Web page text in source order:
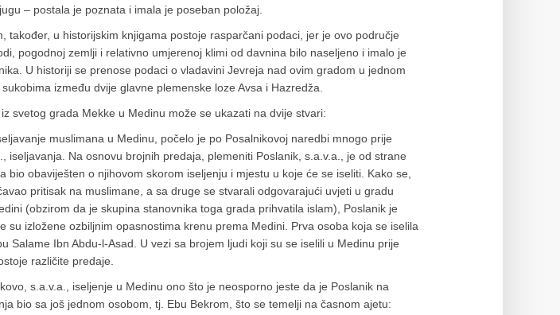
– postala je poznata i imala je poseban položaj.
također, u historijskim knjigama postoje rasparčani podaci, jer je ovo područje
pogodnoj zemlji i relativno umjerenoj klimi od davnina bilo naseljeno i imalo je
U historiji se prenose podaci o vladavini Jevreja nad ovim gradom u jednom
između dvije glavne plemenske loze Avsa i Hazredža.
svetog grada Mekke u Medinu može se ukazati na dvije stvari:
muslimana u Medinu, počelo je po Posalnikovoj naredbi mnogo prije
iseljavanja. Na osnovu brojnih predaja, plemeniti Poslanik, s.a.v.a., je od strane
bio obaviješten o njihovom skorom iseljenju i mjestu u koje će se iseliti. Kako se,
pritisak na muslimane, a sa druge se stvarali odgovarajući uvjeti u gradu
(obzirom da je skupina stanovnika toga grada prihvatila islam), Poslanik je
su izložene ozbiljnim opasnostima krenu prema Medini. Prva osoba koja se iselila
Salame Ibn Abdu-l-Asad. U vezi sa brojem ljudi koji su se iselili u Medinu prije
različite predaje.
s.a.v.a., iseljenje u Medinu ono što je neosporno jeste da je Poslanik na
bio sa još jednom osobom, tj. Ebu Bekrom, što se temelji na časnom ajetu: